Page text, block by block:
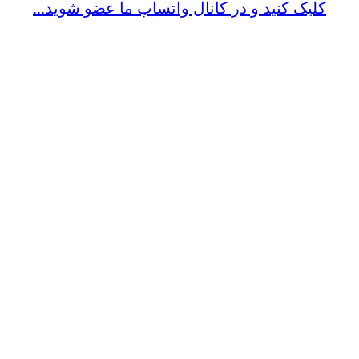
کلیک کنید و در کانال واتساپ ما عضو شوید...